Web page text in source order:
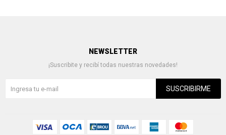
NEWSLETTER
¡Suscribite y recibí todas nuestras novedades!
SUSCRIBIRME